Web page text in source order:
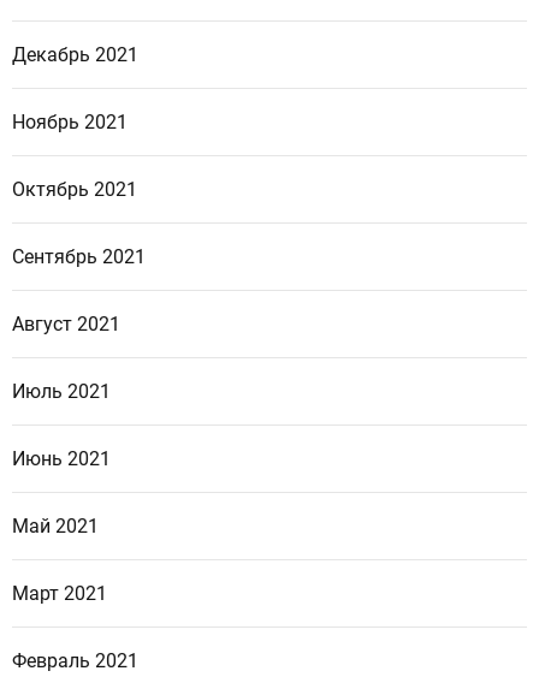
Декабрь 2021
Ноябрь 2021
Октябрь 2021
Сентябрь 2021
Август 2021
Июль 2021
Июнь 2021
Май 2021
Март 2021
Февраль 2021